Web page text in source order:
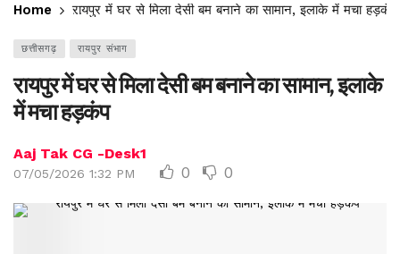
Home रायपुर में घर से मिला देसी बम बनाने का सामान, इलाके में मचा हड़कंप
छत्तीसगढ़ रायपुर संभाग
रायपुर में घर से मिला देसी बम बनाने का सामान, इलाके
में मचा हड़कंप
Aaj Tak CG -Desk1
07/05/2026 1:32 PM 0 0